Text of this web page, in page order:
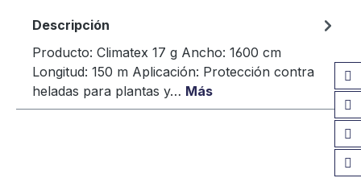
Descripción
Producto: Climatex 17 g Ancho: 1600 cm
Longitud: 150 m Aplicación: Protección contra
heladas para plantas y… Más